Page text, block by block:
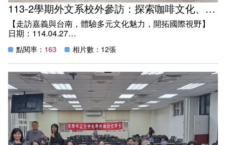
113-2學期外文系校外參訪：探索咖啡文化、古文物、蘭花魅力與藏傳藝術
【走訪嘉義與台南，體驗多元文化魅力，開拓國際視野】
日期：114.04.27
本校外國語文學系舉辦校外參訪活動，帶領學生走出課堂，
走入文化現場，將語言所學實際應用於各種文化交流之中。
行程橫跨嘉義與台南，從品味咖啡香氣、欣賞千年文物，到
深入了解蘭花產業與藏傳佛教藝術，讓同學們直呼「大開眼
界」。
首站來到嘉義品皇咖啡館博物館，館內咖啡香四溢，導覽人
員詳述咖啡豆從產地到沖泡的歷程。學生們邊聽邊試飲，不
少人還「手刀」搶購咖啡商品。
點閱率： 163 相片數：12張